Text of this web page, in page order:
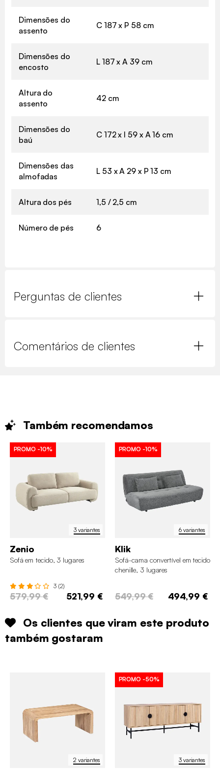
Dimensões do
assento
C 187 x P 58 cm
Dimensões do
encosto
L 187 x A 39 cm
Altura do
assento
42 cm
Dimensões do
baú
C 172 x l 59 x A 16 cm
Dimensões das
almofadas
L 53 x A 29 x P 13 cm
Altura dos pés 1,5 / 2,5 cm
Número de pés 6
Perguntas de clientes
Comentários de clientes
Também recomendamos
3 variantes
PROMO -10%
Zenio
Sofá em tecido, 3 lugares
3 (2)
579,99 € 521,99 €
6 variantes
PROMO -10%
Klik
Sofá-cama convertível em tecido
chenille, 3 lugares
549,99 € 494,99 €
Os clientes que viram este produto
também gostaram
2 variantes 3 variantes
PROMO -50%